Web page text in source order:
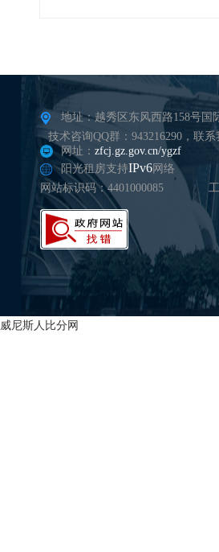
地址：越秀区东风西路158号国
技术咨询QQ群：943216290，联系
网址： zfcj.gz.gov.cn/ygzf
阳光租房支持IPv6网络
网站标识码：4401000085
威尼斯人比分网